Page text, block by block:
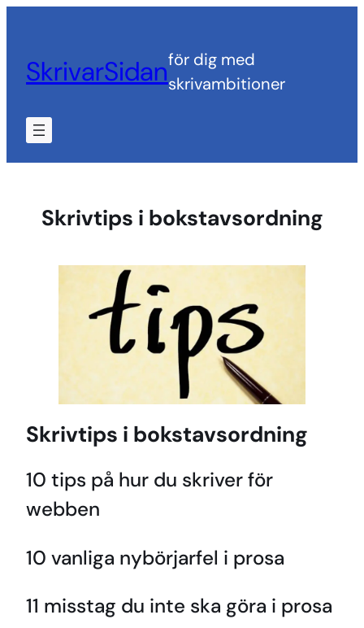
innehåll
SkrivarSidanför dig med
skrivambitioner
Skrivtips i bokstavsordning
Skrivtips i bokstavsordning
10 tips på hur du skriver för
webben
10 vanliga nybörjarfel i prosa
11 misstag du inte ska göra i prosa